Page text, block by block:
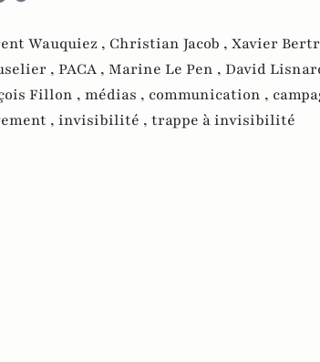
Wauquiez , Christian Jacob , Xavier
, PACA , Marine Le Pen , David
Fillon , médias , communication ,
, invisibilité , trappe à invisibilité